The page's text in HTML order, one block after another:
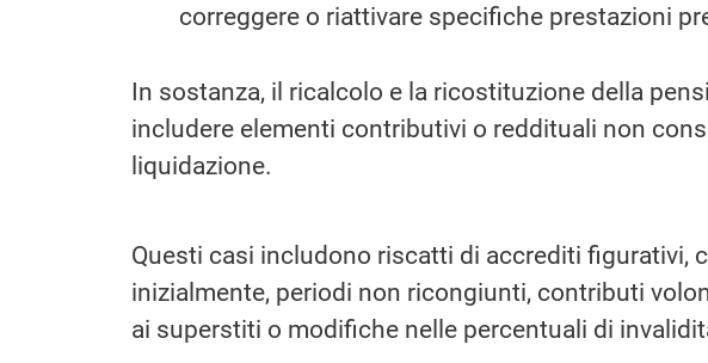
correggere o riattivare specifiche prestazioni
In sostanza, il ricalcolo e la ricostituzione della
includere elementi contributivi o reddituali non
liquidazione.
Questi casi includono riscatti di accrediti figurativi,
inizialmente, periodi non ricongiunti, contributi
ai superstiti o modifiche nelle percentuali di